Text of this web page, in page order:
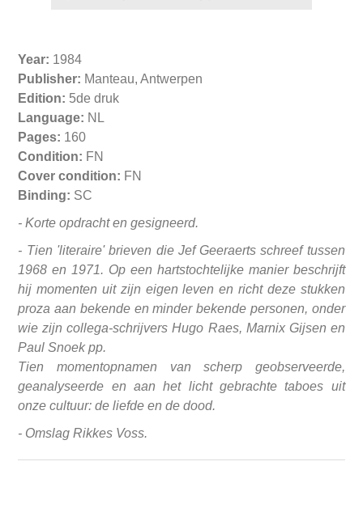
Year: 1984
Publisher: Manteau, Antwerpen
Edition: 5de druk
Language: NL
Pages: 160
Condition: FN
Cover condition: FN
Binding: SC
- Korte opdracht en gesigneerd.
- Tien 'literaire' brieven die Jef Geeraerts schreef tussen
1968 en 1971. Op een hartstochtelijke manier beschrijft
hij momenten uit zijn eigen leven en richt deze stukken
proza aan bekende en minder bekende personen, onder
wie zijn collega-schrijvers Hugo Raes, Marnix Gijsen en
Paul Snoek pp.
Tien momentopnamen van scherp geobserveerde,
geanalyseerde en aan het licht gebrachte taboes uit
onze cultuur: de liefde en de dood.
- Omslag Rikkes Voss.